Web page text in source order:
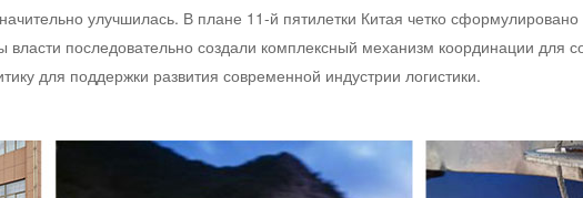
улучшилась. В плане 11-й пятилетки Китая четко
власти последовательно создали комплексный механизм координации для
для поддержки развития современной индустрии логистики.